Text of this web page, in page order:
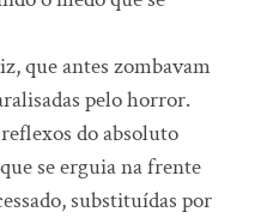
que antes zombavam
pelo horror.
do absoluto
se erguia na frente
substituídas por